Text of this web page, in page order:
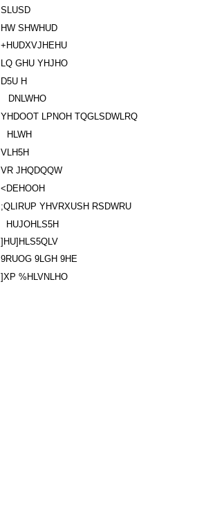
SLUSD
HW SHWHUD
+HUDXVJHEHU
LQ GHU YHJHO
D5U H
DNLWHO
YHDOOT LPNOH TQGLSDWLRQ
HLWH
VLH5H
VR JHQDQQW
<DEHOOH
;QLIRUP YHVRXUSH RSDWRU
HUJOHLS5H
]HU]HLS5QLV
9RUOG 9LGH 9HE
]XP %HLVNLHO